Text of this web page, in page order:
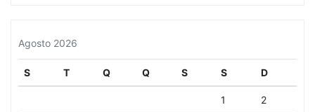
Agosto 2026
S T Q Q S S D
1 2